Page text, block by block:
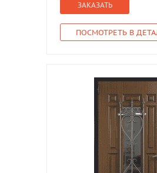
ЗАКАЗАТЬ
ПОСМОТРЕТЬ В